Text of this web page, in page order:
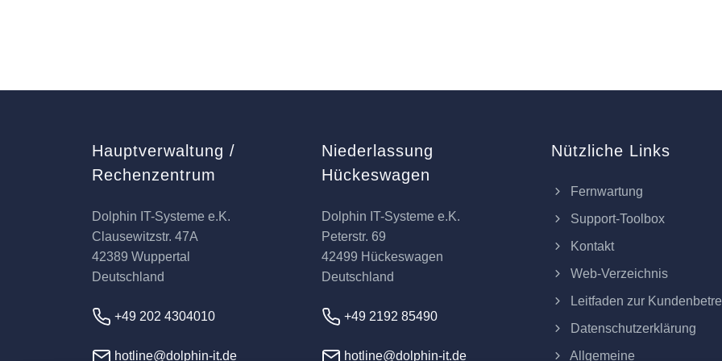
Hauptverwaltung /
Rechenzentrum
Dolphin IT-Systeme e.K.
Clausewitzstr. 47A
42389 Wuppertal
Deutschland
+49 202 4304010
hotline@dolphin-it.de
Niederlassung
Hückeswagen
Dolphin IT-Systeme e.K.
Peterstr. 69
42499 Hückeswagen
Deutschland
+49 2192 85490
hotline@dolphin-it.de
Nützliche Links
Fernwartung
Support-Toolbox
Kontakt
Web-Verzeichnis
Leitfaden zur
Datenschutzerklärung
Allgemeine